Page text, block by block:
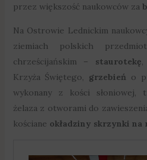
przez większość naukowców za
Na Ostrowie Lednickim
ziemiach polskich
chrześcijańskim – staurotekę,
Krzyża Świętego, grzebień o
wykonany z kości słoniowej,
żelaza z otworami do
kościane okładziny skrzynki na